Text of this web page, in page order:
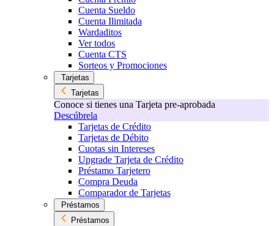
Cuenta Sueldo
Cuenta Ilimitada
Wardaditos
Ver todos
Cuenta CTS
Sorteos y Promociones
Tarjetas
Tarjetas
Conoce si tienes una Tarjeta pre-aprobada
Descúbrela
Tarjetas de Crédito
Tarjetas de Débito
Cuotas sin Intereses
Upgrade Tarjeta de Crédito
Préstamo Tarjetero
Compra Deuda
Comparador de Tarjetas
Préstamos
Préstamos